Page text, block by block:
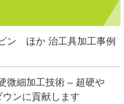
ン ほか 治工具加工事例
微細加工技術 – 超硬や
ンに貢献します